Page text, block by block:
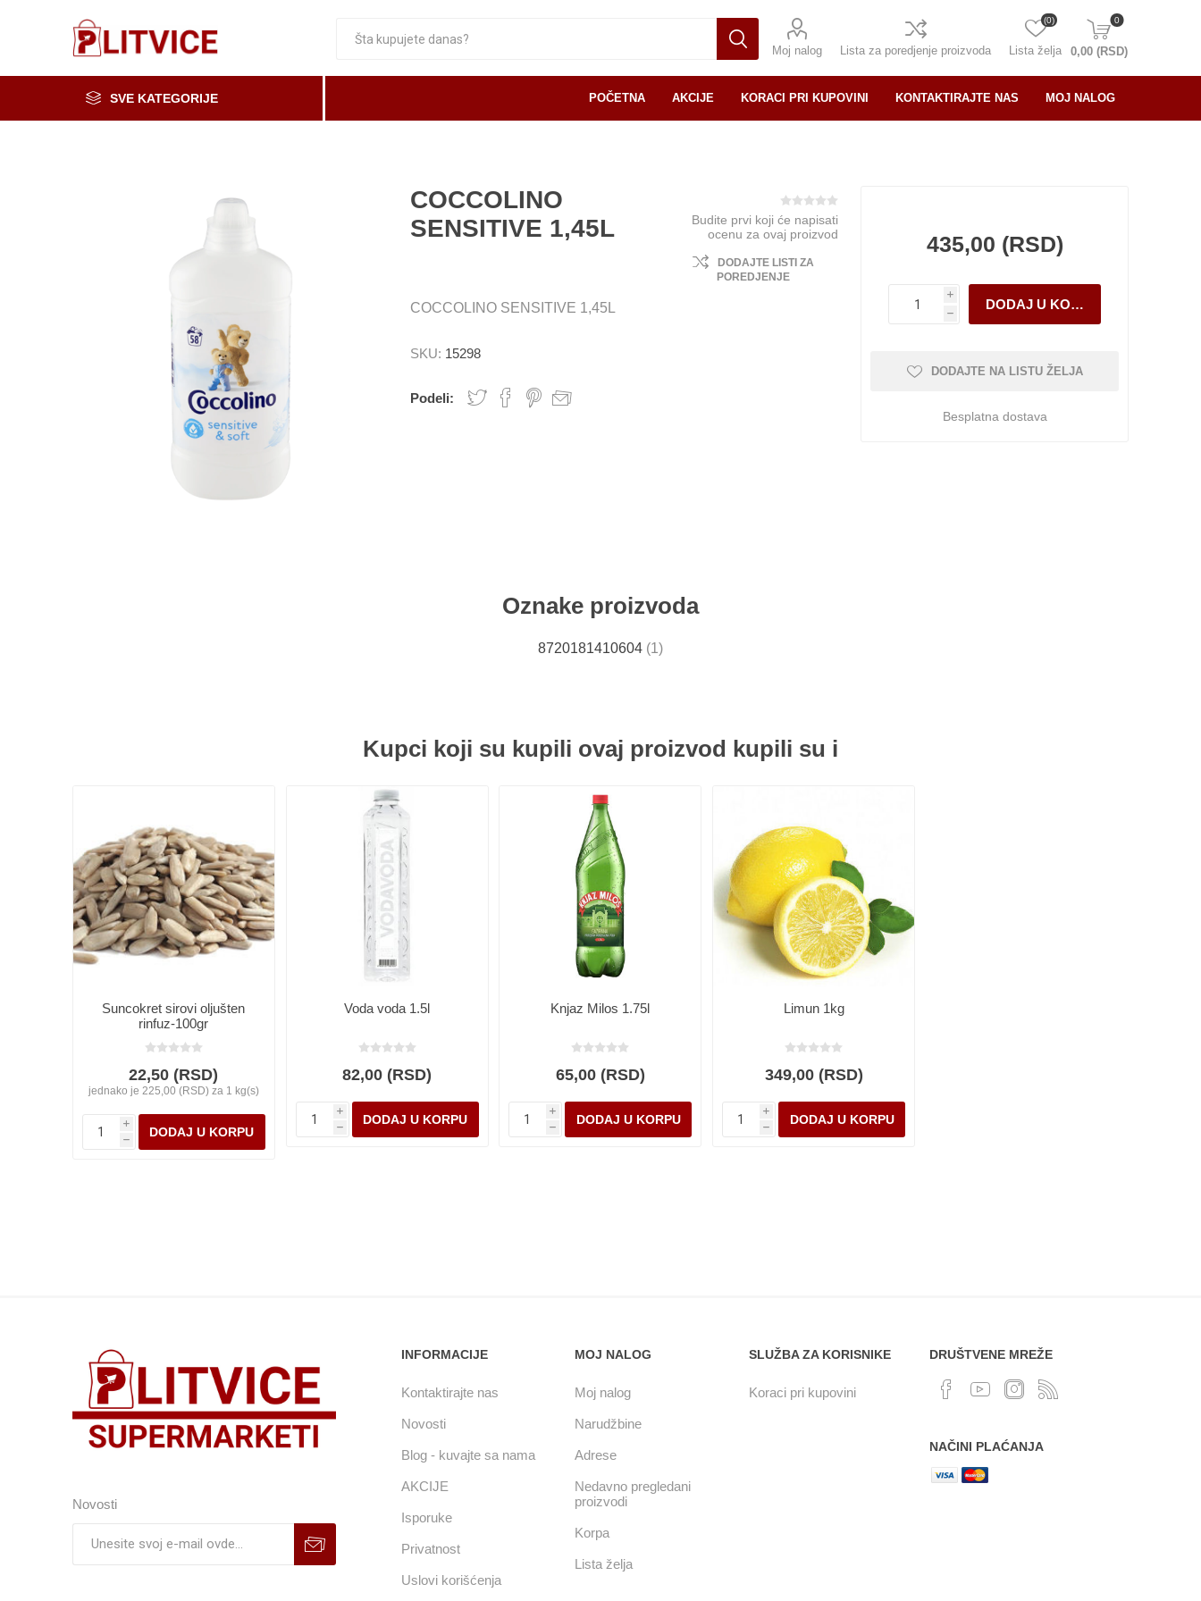
Moj nalog Lista za poredjenje proizvoda Lista želja
(0) 0
0,00 (RSD)
SVE KATEGORIJE
Mleko, mlečni proizvodi i jaja
Osnovne namirnice
Organska i zdrava hrana
Pekara, torte i gotova jela
Smrznuti proizvodi
POČETNA AKCIJE KORACI PRI KUPOVINI KONTAKTIRAJTE NAS MOJ NALOG
COCCOLINO
SENSITIVE 1,45L
Budite prvi koji će napisati
ocenu za ovaj proizvod
DODAJTE LISTI ZA
POREDJENJE
COCCOLINO SENSITIVE 1,45L
SKU: 15298
Podeli:
435,00 (RSD)
i
h
DODAJTE NA LISTU ŽELJA
Besplatna dostava
Oznake proizvoda
8720181410604 (1)
Kupci koji su kupili ovaj proizvod kupili su i
Suncokret sirovi oljušten
rinfuz-100gr
22,50 (RSD)
jednako je 225,00 (RSD) za 1 kg(s)
i
h
Voda voda 1.5l
82,00 (RSD)
i
h
Knjaz Milos 1.75l
65,00 (RSD)
i
h
Limun 1kg
349,00 (RSD)
i
h
Novosti
INFORMACIJE
Kontaktirajte nas
Novosti
Blog - kuvajte sa nama
AKCIJE
Isporuke
Privatnost
Uslovi korišćenja
MOJ NALOG
Moj nalog
Narudžbine
Adrese
Nedavno pregledani
proizvodi
Korpa
Lista želja
SLUŽBA ZA KORISNIKE
Koraci pri kupovini
DRUŠTVENE MREŽE
NAČINI PLAĆANJA